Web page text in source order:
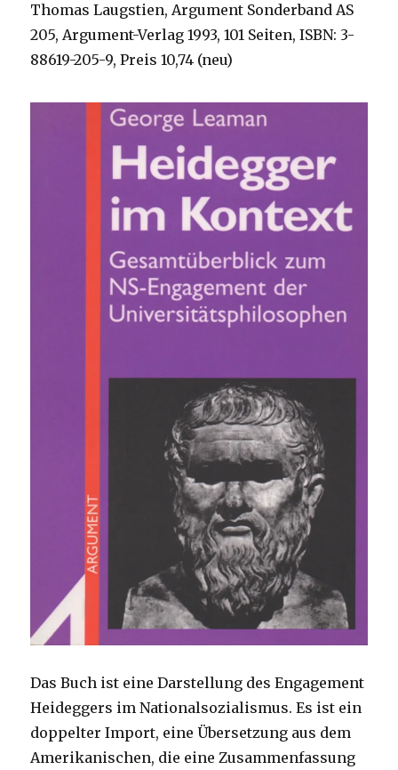
Thomas Laugstien, Argument Sonderband AS
205, Argument-Verlag 1993, 101 Seiten, ISBN: 3-
88619-205-9, Preis 10,74 (neu)
Das Buch ist eine Darstellung des Engagement
Heideggers im Nationalsozialismus. Es ist ein
doppelter Import, eine Übersetzung aus dem
Amerikanischen, die eine Zusammenfassung